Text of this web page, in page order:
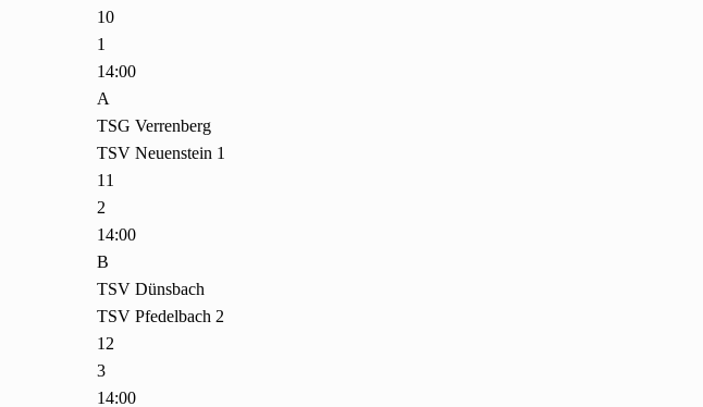
10
1
14:00
A
TSG Verrenberg
TSV Neuenstein 1
11
2
14:00
B
TSV Dünsbach
TSV Pfedelbach 2
12
3
14:00